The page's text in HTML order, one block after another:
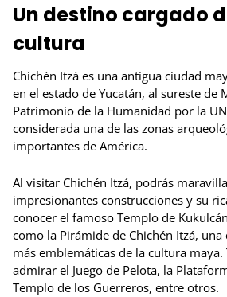
Un destino cargado
cultura
Chichén Itzá es una antigua ciudad
en el estado de Yucatán, al sureste de
Patrimonio de la Humanidad por la
considerada una de las zonas
importantes de América.
Al visitar Chichén Itzá, podrás
impresionantes construcciones y su
conocer el famoso Templo de
como la Pirámide de Chichén Itzá,
más emblemáticas de la cultura
admirar el Juego de Pelota, la
Templo de los Guerreros, entre otros.